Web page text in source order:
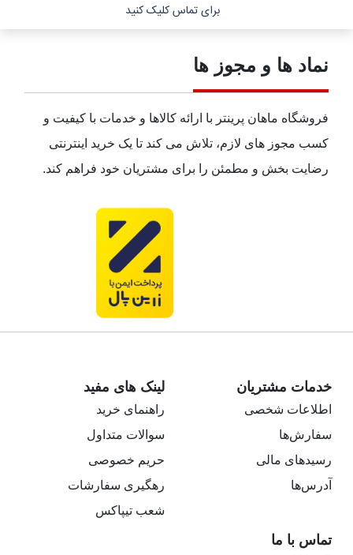
برای تماس کلیک کنید
نماد ها و مجوز ها
فروشگاه ماهان پرینتر با ارائه کالاها و خدمات با کیفیت و
کسب مجوز های لازم، تلاش می کند تا یک خرید اینترنتی
رضایت بخش و مطمئن را برای مشتریان خود فراهم کند.
خدمات مشتریان
اطلاعات شخصی
سفارش‌ها
رسیدهای مالی
آدرس‌ها
لینک های مفید
راهنمای خرید
سوالات متداول
حریم خصوصی
رهگیری سفارشات
شعب تیپاکس
تماس با ما